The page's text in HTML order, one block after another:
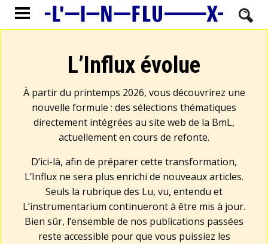
L’Influx évolue
À partir du printemps 2026, vous découvrirez une
nouvelle formule : des sélections thématiques
directement intégrées au site web de la BmL,
actuellement en cours de refonte.
D’ici-là, afin de préparer cette transformation,
L’Influx ne sera plus enrichi de nouveaux articles.
Seuls la rubrique des Lu, vu, entendu et
L’instrumentarium continueront à être mis à jour.
Bien sûr, l’ensemble de nos publications passées
reste accessible pour que vous puissiez les